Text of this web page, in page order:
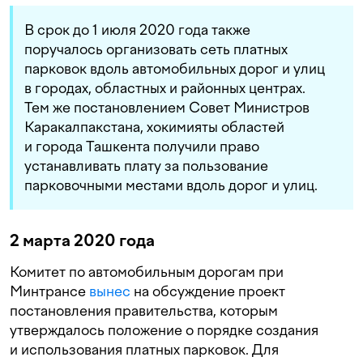
В срок до 1 июля 2020 года также
поручалось организовать сеть платных
парковок вдоль автомобильных дорог и улиц
в городах, областных и районных центрах.
Тем же постановлением Совет Министров
Каракалпакстана, хокимияты областей
и города Ташкента получили право
устанавливать плату за пользование
парковочными местами вдоль дорог и улиц.
2 марта 2020 года
Комитет по автомобильным дорогам при
Минтрансе вынес на обсуждение проект
постановления правительства, которым
утверждалось положение о порядке создания
и использования платных парковок. Для